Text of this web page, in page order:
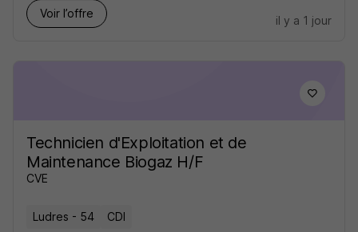
Voir l’offre
il y a 1 jour
Technicien d'Exploitation et de
Maintenance Biogaz H/F
CVE
Ludres - 54 CDI